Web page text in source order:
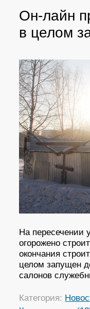
Он-лайн
в целом
На пересечении
огорожено
окончания
целом запущен
салонов
Категория: